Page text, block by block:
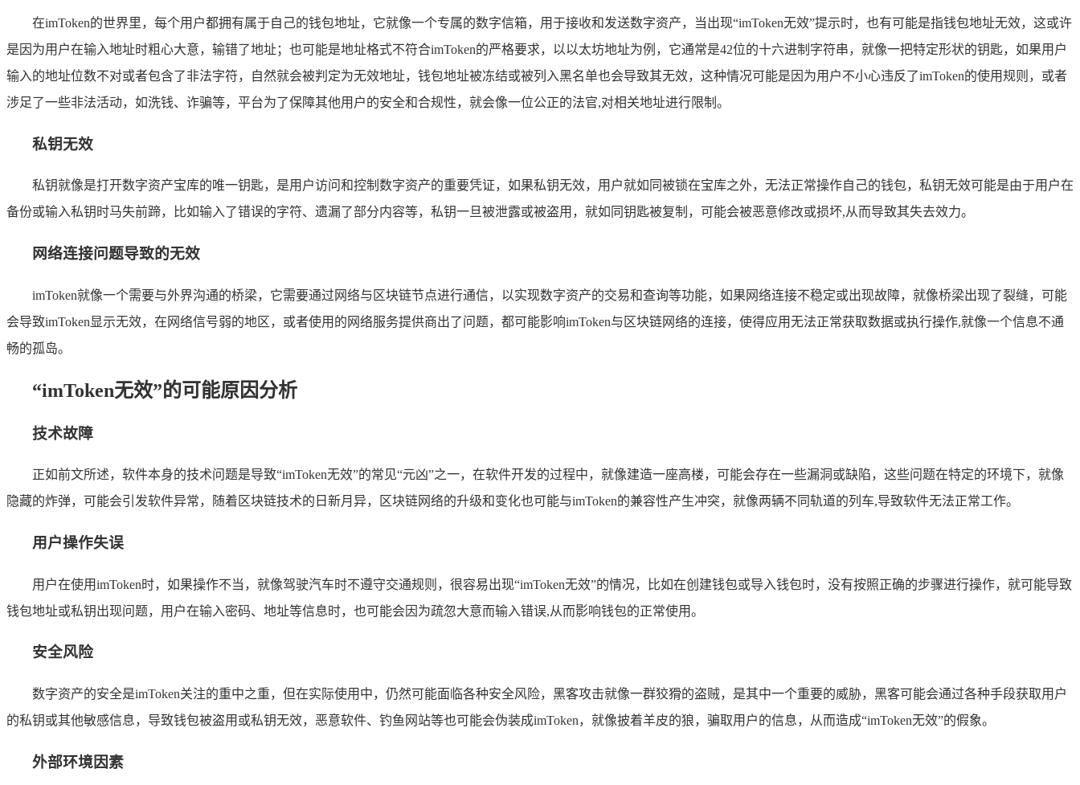
在imToken的世界里，每个用户都拥有属于自己的钱包地址，它就像一个专属的数字信箱，用于接收和发送数字资产，当出现“imToken无效”提示时，也有可能是指钱包地址无效，这或许
是因为用户在输入地址时粗心大意，输错了地址；也可能是地址格式不符合imToken的严格要求，以以太坊地址为例，它通常是42位的十六进制字符串，就像一把特定形状的钥匙，如果用户
输入的地址位数不对或者包含了非法字符，自然就会被判定为无效地址，钱包地址被冻结或被列入黑名单也会导致其无效，这种情况可能是因为用户不小心违反了imToken的使用规则，或者
涉足了一些非法活动，如洗钱、诈骗等，平台为了保障其他用户的安全和合规性，就会像一位公正的法官,对相关地址进行限制。
私钥无效
私钥就像是打开数字资产宝库的唯一钥匙，是用户访问和控制数字资产的重要凭证，如果私钥无效，用户就如同被锁在宝库之外，无法正常操作自己的钱包，私钥无效可能是由于用户在
备份或输入私钥时马失前蹄，比如输入了错误的字符、遗漏了部分内容等，私钥一旦被泄露或被盗用，就如同钥匙被复制，可能会被恶意修改或损坏,从而导致其失去效力。
网络连接问题导致的无效
imToken就像一个需要与外界沟通的桥梁，它需要通过网络与区块链节点进行通信，以实现数字资产的交易和查询等功能，如果网络连接不稳定或出现故障，就像桥梁出现了裂缝，可能
会导致imToken显示无效，在网络信号弱的地区，或者使用的网络服务提供商出了问题，都可能影响imToken与区块链网络的连接，使得应用无法正常获取数据或执行操作,就像一个信息不通
畅的孤岛。
“imToken无效”的可能原因分析
技术故障
正如前文所述，软件本身的技术问题是导致“imToken无效”的常见“元凶”之一，在软件开发的过程中，就像建造一座高楼，可能会存在一些漏洞或缺陷，这些问题在特定的环境下，就像
隐藏的炸弹，可能会引发软件异常，随着区块链技术的日新月异，区块链网络的升级和变化也可能与imToken的兼容性产生冲突，就像两辆不同轨道的列车,导致软件无法正常工作。
用户操作失误
用户在使用imToken时，如果操作不当，就像驾驶汽车时不遵守交通规则，很容易出现“imToken无效”的情况，比如在创建钱包或导入钱包时，没有按照正确的步骤进行操作，就可能导致
钱包地址或私钥出现问题，用户在输入密码、地址等信息时，也可能会因为疏忽大意而输入错误,从而影响钱包的正常使用。
安全风险
数字资产的安全是imToken关注的重中之重，但在实际使用中，仍然可能面临各种安全风险，黑客攻击就像一群狡猾的盗贼，是其中一个重要的威胁，黑客可能会通过各种手段获取用户
的私钥或其他敏感信息，导致钱包被盗用或私钥无效，恶意软件、钓鱼网站等也可能会伪装成imToken，就像披着羊皮的狼，骗取用户的信息，从而造成“imToken无效”的假象。
外部环境因素